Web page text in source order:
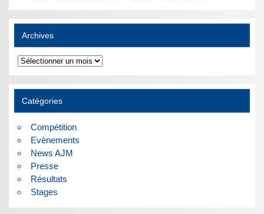
Archives
Archives
Catégories
Compétition
Evènements
News AJM
Presse
Résultats
Stages